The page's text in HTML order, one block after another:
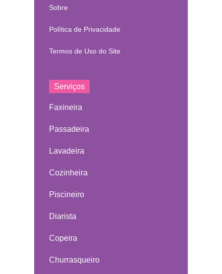
Sobre
Política de Privacidade
Termos de Uso do Site
Serviços
Faxineira
Passadeira
Lavadeira
Cozinheira
Piscineiro
Diarista
Copeira
Churrasqueiro